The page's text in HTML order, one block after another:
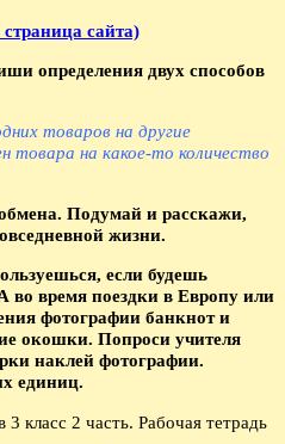
сайта)
определения двух способов
товаров на другие
товара на какое-то количество
Подумай и расскажи,
жизни.
если будешь
во время поездки в Европу или
фотографии банкнот и
окошки. Попроси учителя
наклей фотографии.
единиц.